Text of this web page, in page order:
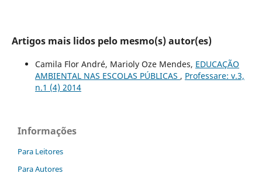
Artigos mais lidos pelo mesmo(s) autor(es)
Camila Flor André, Marioly Oze Mendes, EDUCAÇÃO
AMBIENTAL NAS ESCOLAS PÚBLICAS , Professare: v.3,
n.1 (4) 2014
Informações
Para Leitores
Para Autores